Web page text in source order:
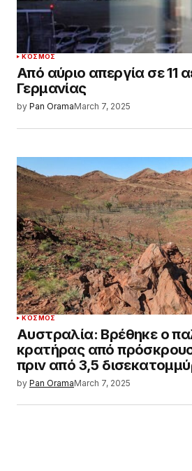
ΚΌΣΜΟΣ
Από αύριο απεργία σε 11
Γερμανίας
by Pan OramaMarch 7, 2025
ΚΌΣΜΟΣ
Αυστραλία: Βρέθηκε ο
κρατήρας από
πριν από 3,5
by Pan OramaMarch 7, 2025